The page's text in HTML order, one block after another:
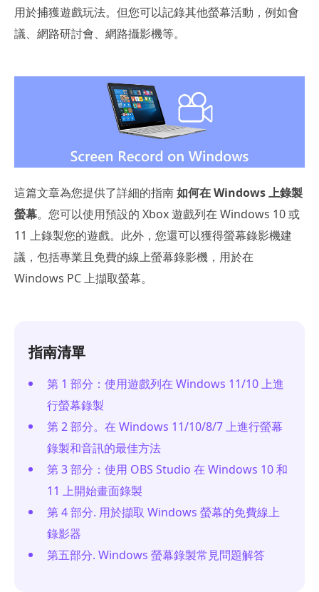
用於捕獲遊戲玩法。但您可以記錄其他螢幕活動，例如會
議、網路研討會、網路攝影機等。
這篇文章為您提供了詳細的指南如何在 Windows 上錄製
螢幕。您可以使用預設的 Xbox 遊戲列在 Windows 10 或
11 上錄製您的遊戲。此外，您還可以獲得螢幕錄影機建
議，包括專業且免費的線上螢幕錄影機，用於在
Windows PC 上擷取螢幕。
指南清單
第 1 部分：使用遊戲列在 Windows 11/10 上進
行螢幕錄製
第 2 部分。在 Windows 11/10/8/7 上進行螢幕
錄製和音訊的最佳方法
第 3 部分：使用 OBS Studio 在 Windows 10 和
11 上開始畫面錄製
第 4 部分. 用於擷取 Windows 螢幕的免費線上
錄影器
第五部分. Windows 螢幕錄製常見問題解答